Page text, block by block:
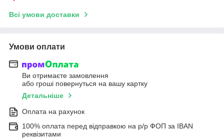
Всі умови доставки
Умови оплати
Ви отримаєте замовлення
або гроші повернуться на вашу картку
Детальніше
Оплата на рахунок
100% оплата перед відправкою на р/р ФОП за IBAN
реквізитами